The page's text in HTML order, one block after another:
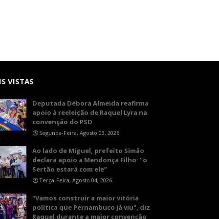
VISTAS
Deputada Débora Almeida reafirma
apoio à reeleição de Raquel Lyra na
convenção do PSD
Segunda-Feira, Agosto 03, 2026
Ao lado de Miguel, prefeito Simão
declara apoio a Mendonça Filho: “o
Sertão estará com ele”
Terça-Feira, Agosto 04, 2026
"Vamos construir a maior vitória
política que Pernambuco já viu", diz
Raquel durante a maior convenção